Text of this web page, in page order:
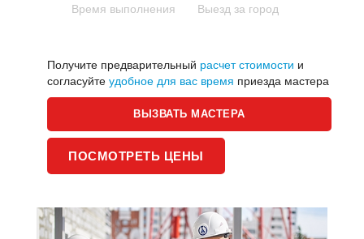
Время выполнения Выезд за город
Получите предварительный расчет стоимости и
согласуйте удобное для вас время приезда мастера